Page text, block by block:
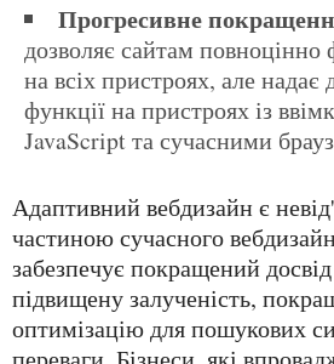
Прогресивне
дозволяє сайтам повноцінно
на всіх пристроях, але надає
функції на пристроях із
JavaScript та сучасними
Адаптивний вебдизайн є невід'ємною
частиною сучасного
забезпечує покращений
підвищену залученість,
оптимізацію для пошукових